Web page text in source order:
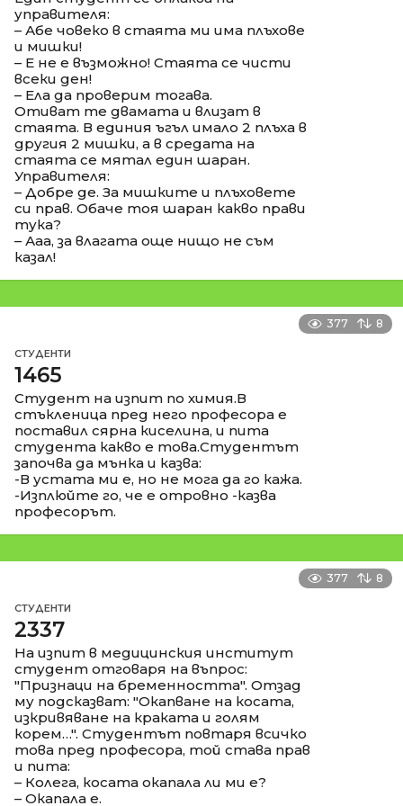
управителя:
– Абе човеко в стаята ми има плъхове
и мишки!
– Е не е възможно! Стаята се чисти
всеки ден!
– Ела да проверим тогава.
Отиват те двамата и влизат в
стаята. В единия ъгъл имало 2 плъха в
другия 2 мишки, а в средата на
стаята се мятал един шаран.
Управителя:
– Добре де. За мишките и плъховете
си прав. Обаче тоя шаран какво прави
тука?
– Ааа, за влагата още нищо не съм
казал!
377 8
СТУДЕНТИ
1465
Студент на изпит по химия.В
стъкленица пред него професора е
поставил сярна киселина, и пита
студента какво е това.Студентът
започва да мънка и казва:
-В устата ми е, но не мога да го кажа.
-Изплюйте го, че е отровно -казва
професорът.
377 8
СТУДЕНТИ
2337
На изпит в медицинския институт
студент отговаря на въпрос:
"Признаци на бременността". Отзад
му подсказват: "Окапване на косата,
изкривяване на краката и голям
корем…". Студентът повтаря всичко
това пред професора, той става прав
и пита:
– Колега, косата окапала ли ми е?
– Окапала е.